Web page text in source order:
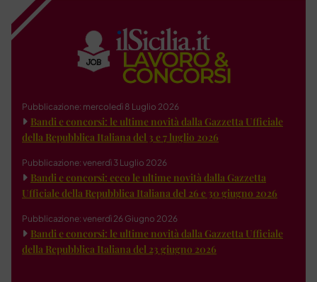
Pubblicazione: mercoledì 8 Luglio 2026
Bandi e concorsi: le ultime novità dalla Gazzetta Ufficiale
della Repubblica Italiana del 3 e 7 luglio 2026
Pubblicazione: venerdì 3 Luglio 2026
Bandi e concorsi: ecco le ultime novità dalla Gazzetta
Ufficiale della Repubblica Italiana del 26 e 30 giugno 2026
Pubblicazione: venerdì 26 Giugno 2026
Bandi e concorsi: le ultime novità dalla Gazzetta Ufficiale
della Repubblica Italiana del 23 giugno 2026